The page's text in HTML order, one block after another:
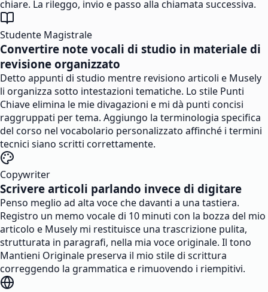
chiare. La rileggo, invio e passo alla chiamata successiva.
Studente Magistrale
Convertire note vocali di studio in materiale di
revisione organizzato
Detto appunti di studio mentre revisiono articoli e Musely
li organizza sotto intestazioni tematiche. Lo stile Punti
Chiave elimina le mie divagazioni e mi dà punti concisi
raggruppati per tema. Aggiungo la terminologia specifica
del corso nel vocabolario personalizzato affinché i termini
tecnici siano scritti correttamente.
Copywriter
Scrivere articoli parlando invece di digitare
Penso meglio ad alta voce che davanti a una tastiera.
Registro un memo vocale di 10 minuti con la bozza del mio
articolo e Musely mi restituisce una trascrizione pulita,
strutturata in paragrafi, nella mia voce originale. Il tono
Mantieni Originale preserva il mio stile di scrittura
correggendo la grammatica e rimuovendo i riempitivi.